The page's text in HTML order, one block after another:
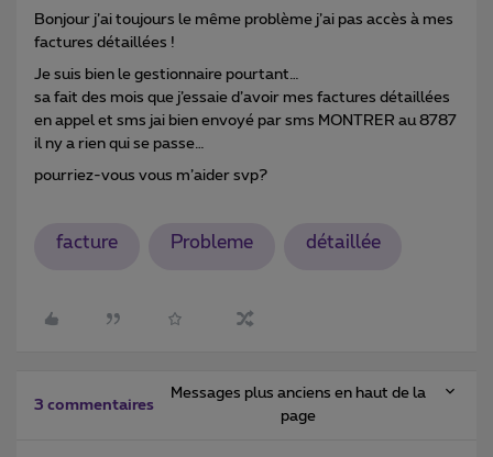
Bonjour j’ai toujours le même problème j’ai pas accès à mes
factures détaillées !
Je suis bien le gestionnaire pourtant…
sa fait des mois que j’essaie d’avoir mes factures détaillées
en appel et sms jai bien envoyé par sms MONTRER au 8787
il ny a rien qui se passe…
pourriez-vous vous m’aider svp?
facture Probleme détaillée
3 commentaires
Messages plus anciens en haut de la
page